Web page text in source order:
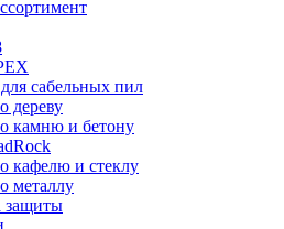
сабельных пил
дереву
камню и бетону
кафелю и стеклу
металлу
защиты